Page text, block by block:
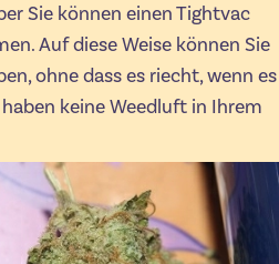
Sie können einen Tightvac
Auf diese Weise können Sie
ohne dass es riecht, wenn es
keine Weedluft in Ihrem